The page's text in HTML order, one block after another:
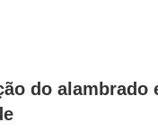
do